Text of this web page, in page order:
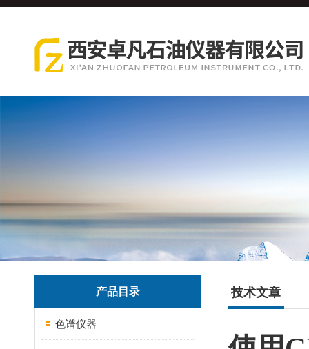
产品目录
色谱仪器
技术文章